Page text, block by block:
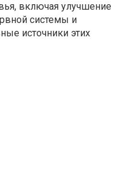
включая улучшение
системы и
источники этих